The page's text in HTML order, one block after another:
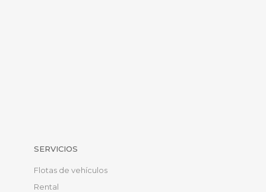
SERVICIOS
Flotas de vehículos
Rental